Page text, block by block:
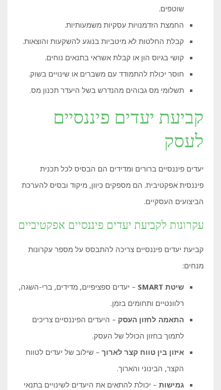
שוטפים.
החמצת הזדמנויות עסקיות משמעותיות.
קבלת החלטות לא מיטביות בנוגע להשקעות והוצאות.
קושי בגיוס הון או קבלת אשראי בתנאים נוחים.
חוסר יכולת להתמודד עם משברים או שינויים בשוק.
תשלומי מס גבוהים מהנדרש בשל היעדר תכנון מס.
קביעת יעדים פיננסיים
לעסק
יעדים פיננסיים ברורים ומדידים הם הבסיס לכל תכנית
פיננסית אפקטיבית. הם מספקים כיוון, מיקוד ובסיס להערכת
הביצועים העסקיים.
עקרונות לקביעת יעדים פיננסיים אפקטיביים
קביעת יעדים פיננסיים צריכה להתבסס על מספר עקרונות
מנחים:
שיטת SMART
– יעדים ספציפיים, מדידים, ברי-השגה,
רלוונטיים ותחומים בזמן.
התאמה לחזון העסק – היעדים הפיננסיים צריכים
לתמוך בחזון הכולל של העסק.
איזון בין טווח קצר לארוך – שילוב של יעדים לטווח
הקצר, הבינוני והארוך.
גמישות – יכולת להתאים את היעדים לשינויים בתנאי